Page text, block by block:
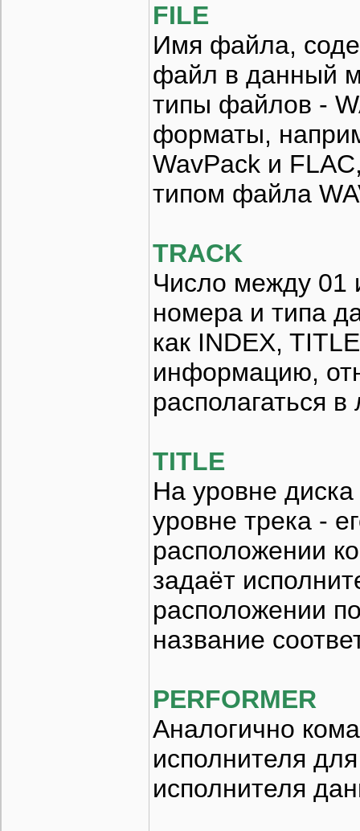
FILE
Имя файла,
файл в данный
типы файлов -
форматы,
WavPack и
типом файла
TRACK
Число между 01
номера и типа
как INDEX,
информацию,
располагаться
TITLE
На уровне
уровне трека -
расположении
задаёт
расположении
название
PERFORMER
Аналогично
исполнителя
исполнителя